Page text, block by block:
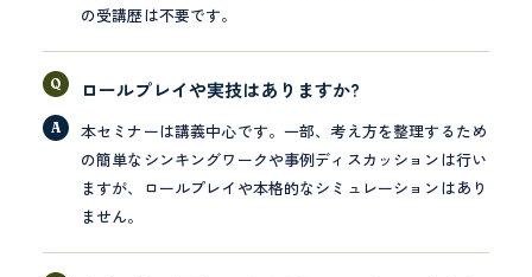
の受講歴は不要です。
ロールプレイや実技はありますか?
本セミナーは講義中心です。一部、考え方を整理するため
の簡単なシンキングワークや事例ディスカッションは行い
ますが、ロールプレイや本格的なシミュレーションはあり
ません。